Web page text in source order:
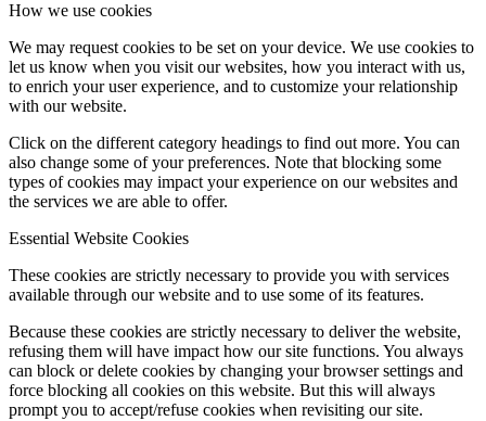
How we use cookies
We may request cookies to be set on your device. We use cookies to
let us know when you visit our websites, how you interact with us,
to enrich your user experience, and to customize your relationship
with our website.
Click on the different category headings to find out more. You can
also change some of your preferences. Note that blocking some
types of cookies may impact your experience on our websites and
the services we are able to offer.
Essential Website Cookies
These cookies are strictly necessary to provide you with services
available through our website and to use some of its features.
Because these cookies are strictly necessary to deliver the website,
refusing them will have impact how our site functions. You always
can block or delete cookies by changing your browser settings and
force blocking all cookies on this website. But this will always
prompt you to accept/refuse cookies when revisiting our site.